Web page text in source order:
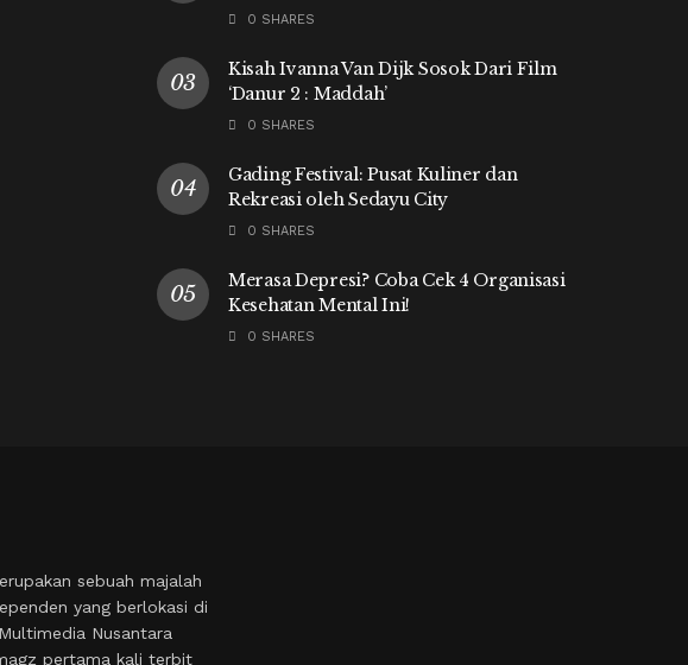
0 SHARES
Kisah Ivanna Van Dijk Sosok Dari Film
‘Danur 2 : Maddah’
0 SHARES
Gading Festival: Pusat Kuliner dan
Rekreasi oleh Sedayu City
0 SHARES
Merasa Depresi? Coba Cek 4 Organisasi
Kesehatan Mental Ini!
0 SHARES
sebuah majalah
yang berlokasi di
Nusantara
pertama kali terbit